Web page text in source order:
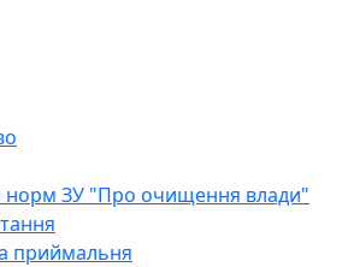
норм ЗУ "Про очищення влади"
приймальня